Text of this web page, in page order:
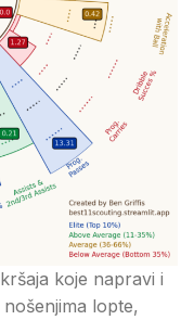
koje napravi i
lopte,